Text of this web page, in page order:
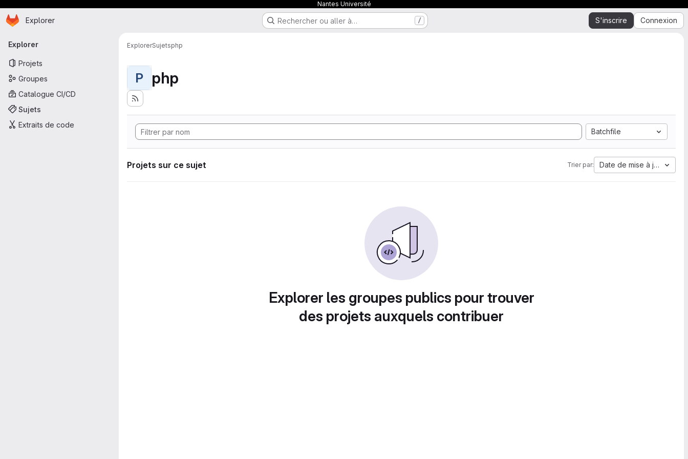
Nantes Université
Passer au contenu principal
Page d'accueil
Explorer Rechercher ou aller à… / S'inscrire Connexion
Navigation principale
Explorer
Projets
Groupes
Catalogue CI/CD
Sujets
Extraits de code
ExplorerSujetsphp
P php
Batchfile
Projets sur ce sujet Trier par: Date de mise à jour
Explorer les groupes publics pour trouver
des projets auxquels contribuer